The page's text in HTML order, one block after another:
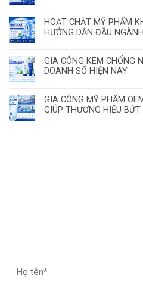
HOẠT CHẤT MỸ PHẨM
HƯỚNG DẪN ĐẦU
GIA CÔNG KEM CHỐNG
DOANH SỐ HIỆN NAY
GIA CÔNG MỸ PHẨM
GIÚP THƯƠNG HIỆU